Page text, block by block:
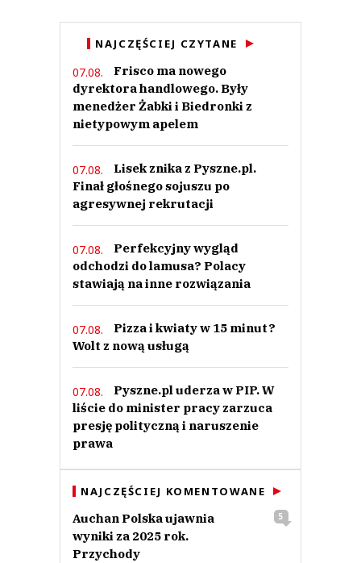
NAJCZĘŚCIEJ CZYTANE
07.08.
Frisco ma nowego
dyrektora handlowego. Były
menedżer Żabki i Biedronki z
nietypowym apelem
07.08.
Lisek znika z Pyszne.pl.
Finał głośnego sojuszu po
agresywnej rekrutacji
07.08.
Perfekcyjny wygląd
odchodzi do lamusa? Polacy
stawiają na inne rozwiązania
07.08.
Pizza i kwiaty w 15 minut?
Wolt z nową usługą
07.08.
Pyszne.pl uderza w PIP. W
liście do minister pracy zarzuca
presję polityczną i naruszenie
prawa
NAJCZĘŚCIEJ KOMENTOWANE
Auchan Polska ujawnia
wyniki za 2025 rok.
Przychody
5